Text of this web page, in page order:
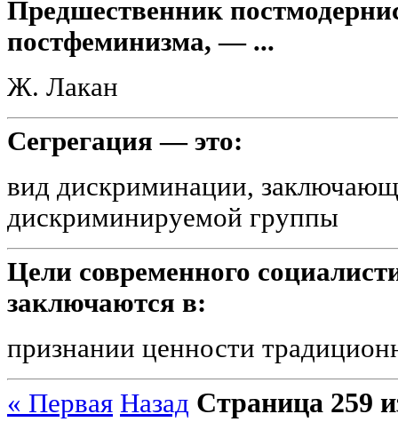
Предшественник
постфеминизма, — ...
Ж. Лакан
Сегрегация — это:
вид дискриминации,
дискриминируемой группы
Цели современного
заключаются в:
признании ценности
« Первая Назад Страница 259